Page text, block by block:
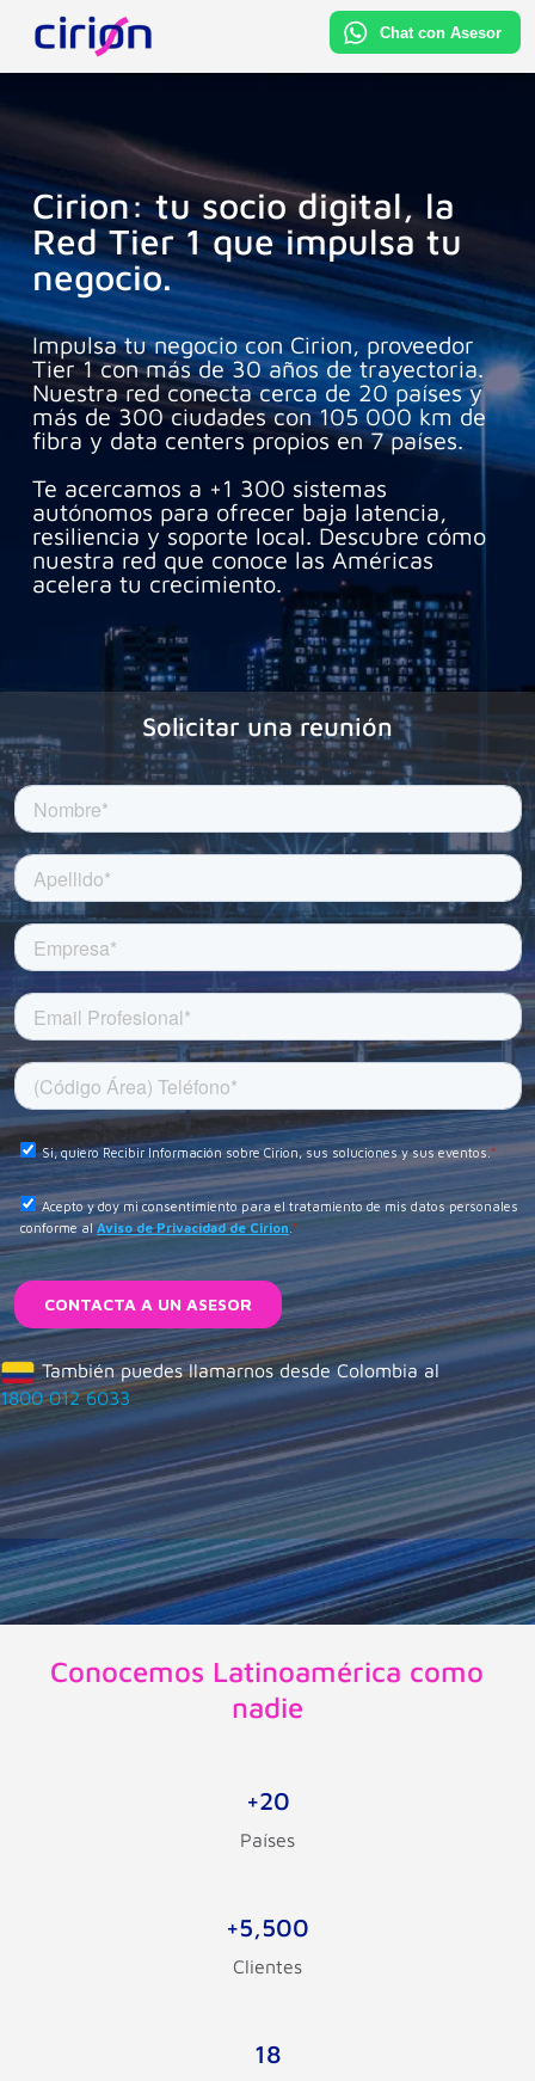
Cirion: tu socio digital, la
Red Tier 1 que impulsa tu
negocio.
Impulsa tu negocio con Cirion, proveedor
Tier 1 con más de 30 años de trayectoria.
Nuestra red conecta cerca de 20 países y
más de 300 ciudades con 105 000 km de
fibra y data centers propios en 7 países.
Te acercamos a +1 300 sistemas
autónomos para ofrecer baja latencia,
resiliencia y soporte local. Descubre cómo
nuestra red que conoce las Américas
acelera tu crecimiento.
Solicitar una reunión
También puedes llamarnos desde Colombia al
1800 012 6033
Conocemos Latinoamérica como
nadie
+20
Países
+5,500
Clientes
18